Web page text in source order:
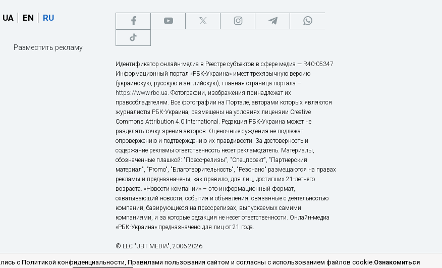
UA EN RU
Разместить рекламу
Идентификатор онлайн-медиа в Реестре субъектов в сфере медиа — R40-05347
Информационный портал «РБК-Украина» имеет трехязычную версию
(украинскую, русскую и английскую), главная страница портала –
https://www.rbc.ua. Фотографии, изображения принадлежат их
правообладателям. Все фотографии на Портале, авторами которых являются
журналисты РБК-Украина, размещены на условиях лицензии Creative
Commons Attribution 4.0 International. Редакция РБК-Украина может не
разделять точку зрения авторов. Оценочные суждения не подлежат
опровержению и подтверждению их правдивости. За достоверность и
содержание рекламы ответственность несет рекламодатель. Материалы,
обозначенные плашкой: "Пресс-релизы", "Спецпроект", "Партнерский
материал", "Promo", "Благотворительность", "Резонанс" размещаются на правах
рекламы и предназначены, как правило, для лиц, достигших 21-летнего
возраста. «Новости компании» – это информационный формат,
охватывающий новости, события и объявления, связанные с деятельностью
компаний, базирующиеся на прессрелизах, выпускаемых самими
компаниями, и за которые редакция не несет ответственности. Онлайн-медиа
«РБК-Украина» предназначено для лиц от 21 года.
© LLC "UBT MEDIA", 2006-2026.
с Политикой конфиденциальности, Правилами пользования сайтом и согласны с использованием файлов cookie.Ознакомиться